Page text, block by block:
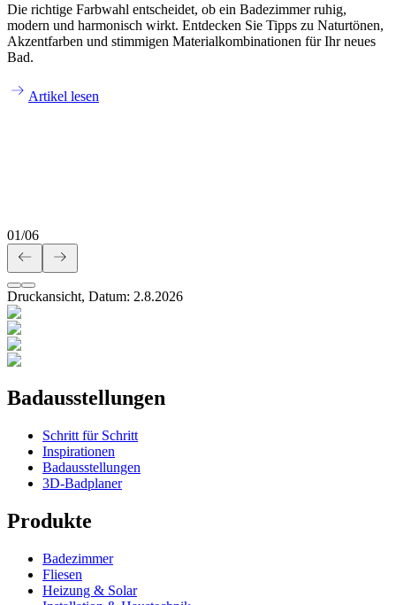
Die richtige Farbwahl entscheidet, ob ein Badezimmer ruhig,
modern und harmonisch wirkt. Entdecken Sie Tipps zu Naturtönen,
Akzentfarben und stimmigen Materialkombinationen für Ihr neues
Bad.
Artikel lesen
01/06
Druckansicht, Datum: 2.8.2026
Badausstellungen
Schritt für Schritt
Inspirationen
Badausstellungen
3D-Badplaner
Produkte
Badezimmer
Fliesen
Heizung & Solar